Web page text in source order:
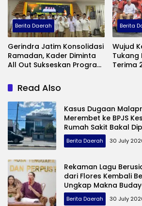
Berita Daerah
Gerindra Jatim Konsolidasi
Ramadan, Kader Diminta
All Out Sukseskan Program
Berita
Wujud
Tukang
Terima
Read Also
Kasus Dugaan
Merembet ke BPJS
Rumah Sakit Bakal
Berita Daerah 30 July
Rekaman Lagu
dari Flores Kembali
Ungkap Makna
Berita Daerah 30 July